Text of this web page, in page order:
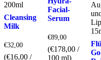
Cleansing
Milk
€32,00
(€16,00 /
Facial-
Serum
€89,00
(€178,00/
100 ml)